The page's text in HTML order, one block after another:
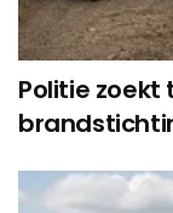
Politie